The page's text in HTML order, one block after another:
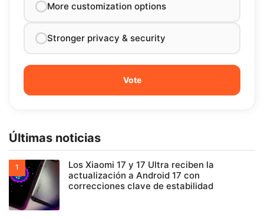
More customization options
Stronger privacy & security
Últimas noticias
Los Xiaomi 17 y 17 Ultra reciben la
actualización a Android 17 con
correcciones clave de estabilidad